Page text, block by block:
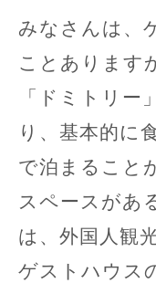
みなさんは、
ことあります
「ドミトリー
り、基本的に
で泊まること
スペースがあ
は、外国人観
ゲストハウス